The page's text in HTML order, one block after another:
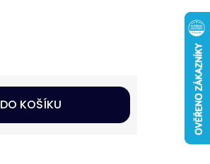
DO KOŠÍKU